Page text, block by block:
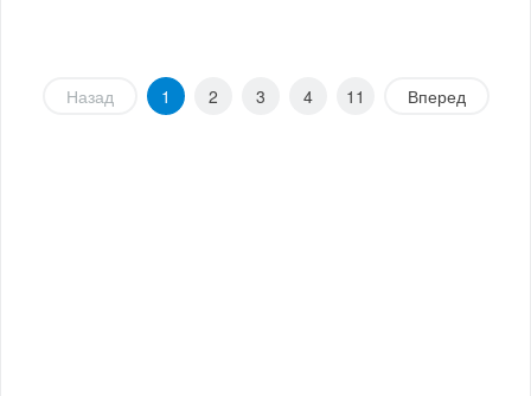
Назад 1 2 3 4 11 Вперед